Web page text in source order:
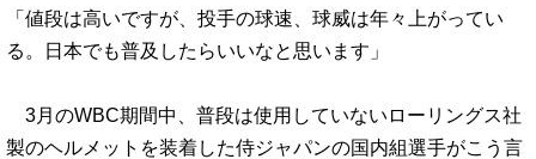
「値段は高いですが、投手の球速、球威は年々上がってい
る。日本でも普及したらいいなと思います」
3月のWBC期間中、普段は使用していないローリングス社
製のヘルメットを装着した侍ジャパンの国内組選手がこう言